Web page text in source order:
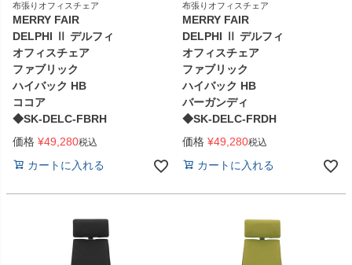
布張りオフィスチェア
MERRY FAIR
DELPHI Ⅱ デルフィ
オフィスチェア
ファブリック
ハイバック HB
ココア
◆SK-DELC-FBRH
価格 ¥49,280税込
カートに入れる
布張りオフィスチェア
MERRY FAIR
DELPHI Ⅱ デルフィ
オフィスチェア
ファブリック
ハイバック HB
バーガンディ
◆SK-DELC-FRDH
価格 ¥49,280税込
カートに入れる